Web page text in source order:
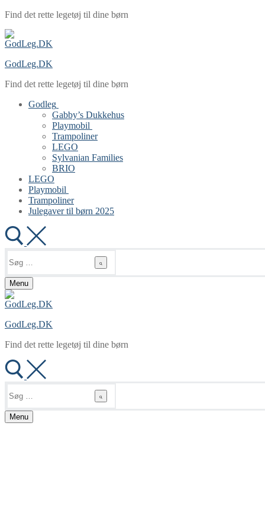
Spring
indhold
Menu
Luk
Find det rette legetøj til dine børn
GodLeg.DK
Find det rette legetøj til dine børn
Godleg
Gabby’s Dukkehus
Playmobil
Trampoliner
LEGO
Sylvanian Families
BRIO
LEGO
Playmobil
Trampoliner
Julegaver til børn 2025
efter:
Menu
GodLeg.DK
Find det rette legetøj til dine børn
efter:
Menu